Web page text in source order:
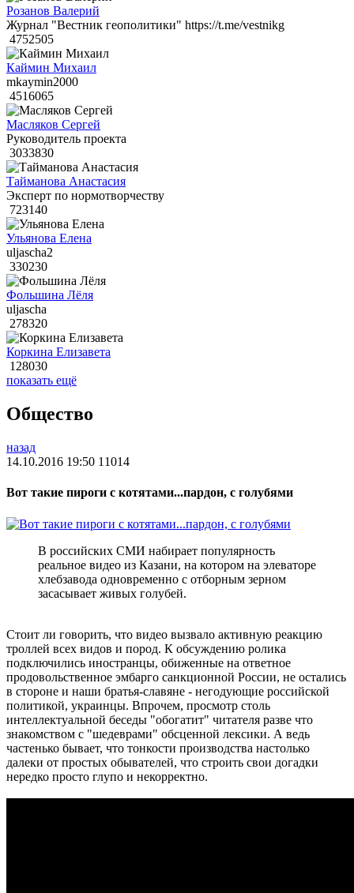
Розанов Валерий
Журнал "Вестник геополитики" https://t.me/vestnikg
4752505
Каймин Михаил
mkaymin2000
4516065
Масляков Сергей
Руководитель проекта
3033830
Тайманова Анастасия
Эксперт по нормотворчеству
723140
Ульянова Елена
uljascha2
330230
Фольшина Лёля
uljascha
278320
Коркина Елизавета
128030
показать ещё
Общество
назад
14.10.2016 19:50 11014
Вот такие пироги с котятами...пардон, с голубями
В российских СМИ набирает популярность
реальное видео из Казани, на котором на элеваторе
хлебзавода одновременно с отборным зерном
засасывает живых голубей.
Стоит ли говорить, что видео вызвало активную реакцию
троллей всех видов и пород. К обсуждению ролика
подключились иностранцы, обиженные на ответное
продовольственное эмбарго санкционной России, не остались
в стороне и наши братья-славяне - негодующие российской
политикой, украинцы. Впрочем, просмотр столь
интеллектуальной беседы "обогатит" читателя разве что
знакомством с "шедеврами" обсценной лексики. А ведь
частенько бывает, что тонкости производства настолько
далеки от простых обывателей, что строить свои догадки
нередко просто глупо и некорректно.